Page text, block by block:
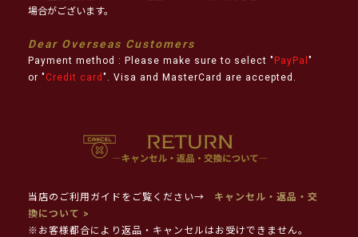
場合がございます。
Dear Overseas Customers
Payment method : Please make sure to select " PayPal "
or " Credit card ". Visa and MasterCard are accepted.
当店のご利用ガイドをご覧ください→
キャンセル・返品・交
換について >
※お客様都合により返品・キャンセルはお受けできません。